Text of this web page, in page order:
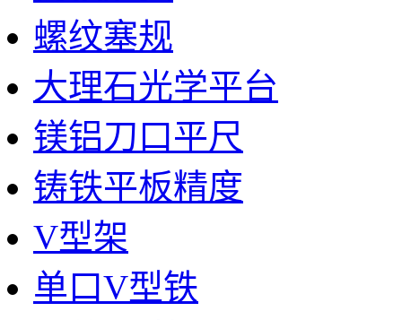
螺纹塞规
大理石光学平台
镁铝刀口平尺
铸铁平板精度
V型架
单口V型铁